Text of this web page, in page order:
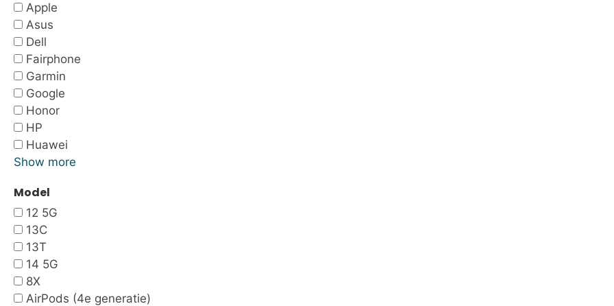
Apple
Asus
Dell
Fairphone
Garmin
Google
Honor
HP
Huawei
Show more
Model
12 5G
13C
13T
14 5G
8X
AirPods (4e generatie)